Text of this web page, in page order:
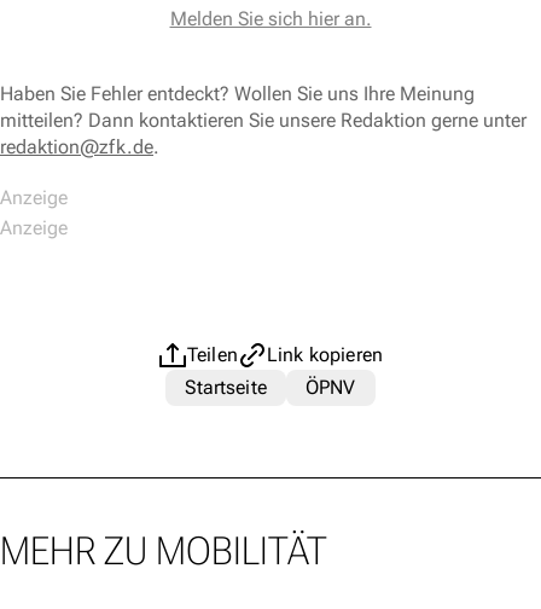
Melden Sie sich hier an.
Haben Sie Fehler entdeckt? Wollen Sie uns Ihre Meinung
mitteilen? Dann kontaktieren Sie unsere Redaktion gerne unter
redaktion@zfk.de.
Teilen
Link kopieren
Startseite
ÖPNV
MEHR ZU MOBILITÄT